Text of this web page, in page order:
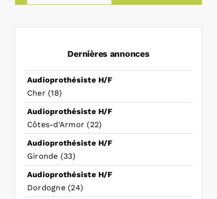
Dernières annonces
Audioprothésiste H/F
Cher (18)
Audioprothésiste H/F
Côtes-d'Armor (22)
Audioprothésiste H/F
Gironde (33)
Audioprothésiste H/F
Dordogne (24)